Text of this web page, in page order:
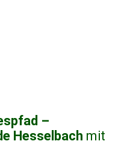
–
Hesselbach mit